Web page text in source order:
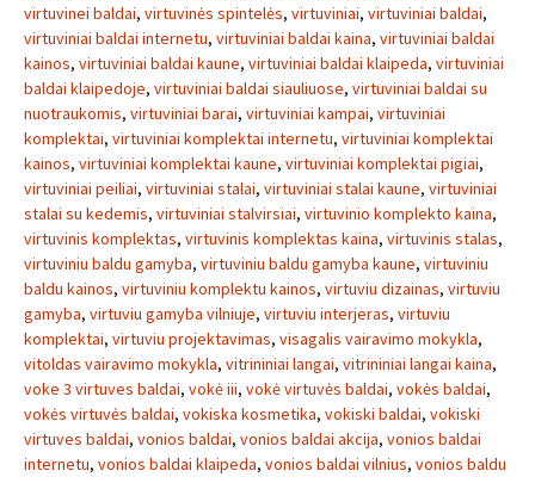
virtuvinei baldai, virtuvinės spintelės, virtuviniai, virtuviniai baldai,
virtuviniai baldai internetu, virtuviniai baldai kaina, virtuviniai baldai
kainos, virtuviniai baldai kaune, virtuviniai baldai klaipeda, virtuviniai
baldai klaipedoje, virtuviniai baldai siauliuose, virtuviniai baldai su
nuotraukomis, virtuviniai barai, virtuviniai kampai, virtuviniai
komplektai, virtuviniai komplektai internetu, virtuviniai komplektai
kainos, virtuviniai komplektai kaune, virtuviniai komplektai pigiai,
virtuviniai peiliai, virtuviniai stalai, virtuviniai stalai kaune, virtuviniai
stalai su kedemis, virtuviniai stalvirsiai, virtuvinio komplekto kaina,
virtuvinis komplektas, virtuvinis komplektas kaina, virtuvinis stalas,
virtuviniu baldu gamyba, virtuviniu baldu gamyba kaune, virtuviniu
baldu kainos, virtuviniu komplektu kainos, virtuviu dizainas, virtuviu
gamyba, virtuviu gamyba vilniuje, virtuviu interjeras, virtuviu
komplektai, virtuviu projektavimas, visagalis vairavimo mokykla,
vitoldas vairavimo mokykla, vitrininiai langai, vitrininiai langai kaina,
voke 3 virtuves baldai, vokė iii, vokė virtuvės baldai, vokės baldai,
vokės virtuvės baldai, vokiska kosmetika, vokiski baldai, vokiski
virtuves baldai, vonios baldai, vonios baldai akcija, vonios baldai
internetu, vonios baldai klaipeda, vonios baldai vilnius, vonios baldu